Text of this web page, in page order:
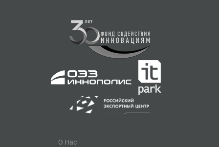
О Нас